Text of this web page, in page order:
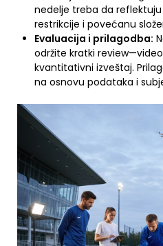
nedelje treba da
restrikcije i povećanu
Evaluacija i prilagodba:
održite kratki
kvantitativni izveštaj.
na osnovu podataka i